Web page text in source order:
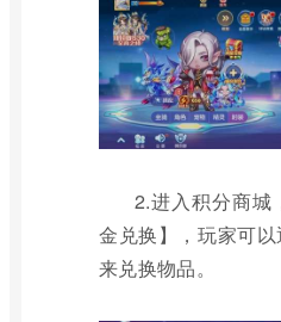
2.进入积分商城
金兑换】，玩家可
来兑换物品。